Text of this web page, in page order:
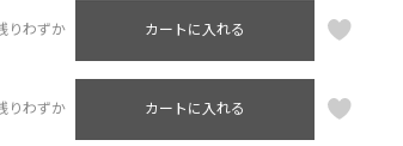
りわずか カートに入れる
りわずか カートに入れる